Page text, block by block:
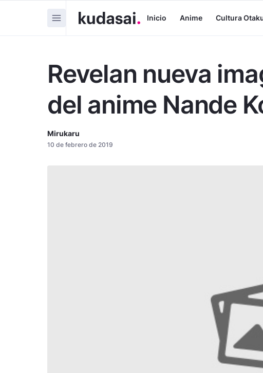
Inicio Anime Cultura
Revelan nueva
del anime Nande
Mirukaru
10 de febrero de 2019